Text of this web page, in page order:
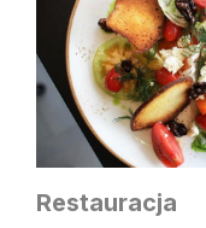
Restauracja